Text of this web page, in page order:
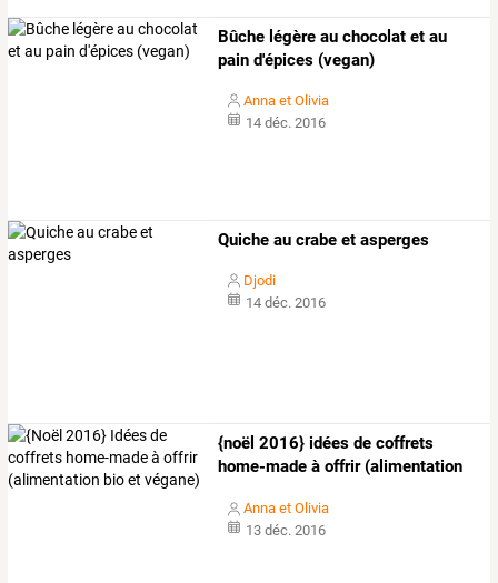
Bûche légère au chocolat et au
pain d'épices (vegan)
Anna et Olivia
14 déc. 2016
Quiche au crabe et asperges
Djodi
14 déc. 2016
{noël 2016} idées de coffrets
home-made à offrir(alimentation
Anna et Olivia
13 déc. 2016